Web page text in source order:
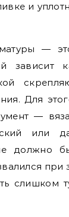
и
—
зависит
Для
—
или
должно
при
слишком